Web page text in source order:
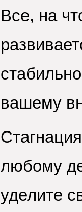
Все, на
вашему
любому
уделите